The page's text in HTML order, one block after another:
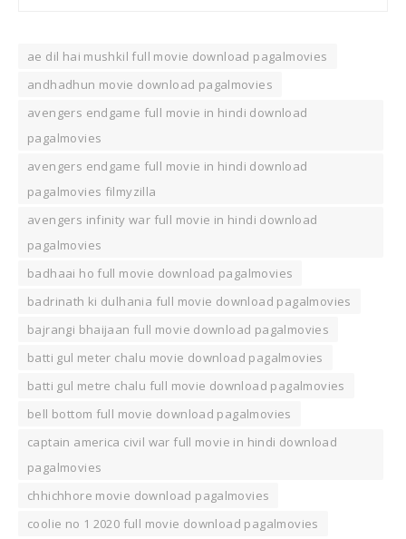
ae dil hai mushkil full movie download pagalmovies
andhadhun movie download pagalmovies
avengers endgame full movie in hindi download
pagalmovies
avengers endgame full movie in hindi download
pagalmovies filmyzilla
avengers infinity war full movie in hindi download
pagalmovies
badhaai ho full movie download pagalmovies
badrinath ki dulhania full movie download pagalmovies
bajrangi bhaijaan full movie download pagalmovies
batti gul meter chalu movie download pagalmovies
batti gul metre chalu full movie download pagalmovies
bell bottom full movie download pagalmovies
captain america civil war full movie in hindi download
pagalmovies
chhichhore movie download pagalmovies
coolie no 1 2020 full movie download pagalmovies